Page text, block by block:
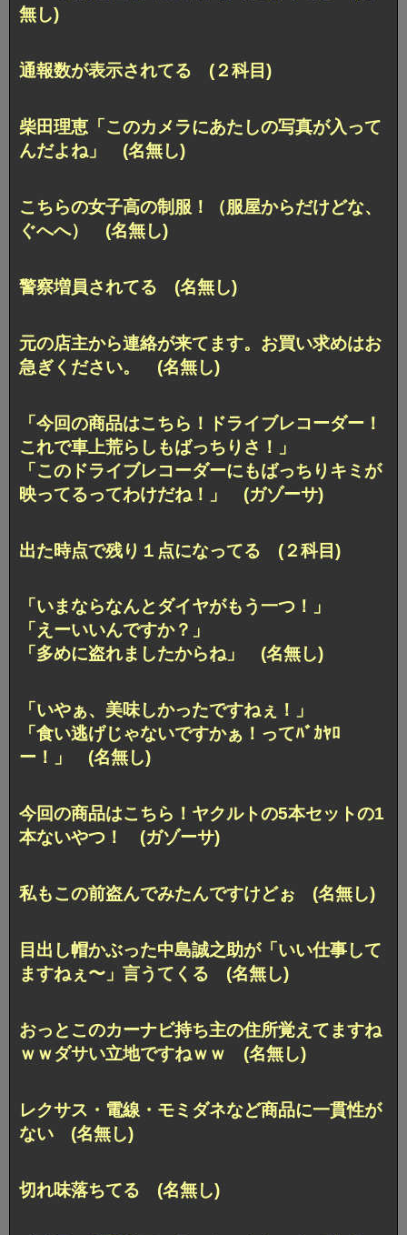
無し)
通報数が表示されてる (２科目)
柴田理恵「このカメラにあたしの写真が入って
んだよね」 (名無し)
こちらの女子高の制服！（服屋からだけどな、
ぐへへ） (名無し)
警察増員されてる (名無し)
元の店主から連絡が来てます。お買い求めはお
急ぎください。 (名無し)
「今回の商品はこちら！ドライブレコーダー！
これで車上荒らしもばっちりさ！」
「このドライブレコーダーにもばっちりキミが
映ってるってわけだね！」 (ガゾーサ)
出た時点で残り１点になってる (２科目)
「いまならなんとダイヤがもう一つ！」
「えーいいんですか？」
「多めに盗れましたからね」 (名無し)
「いやぁ、美味しかったですねぇ！」
「食い逃げじゃないですかぁ！ってﾊﾞｶﾔﾛ
ー！」 (名無し)
今回の商品はこちら！ヤクルトの5本セットの1
本ないやつ！ (ガゾーサ)
私もこの前盗んでみたんですけどぉ (名無し)
目出し帽かぶった中島誠之助が「いい仕事して
ますねぇ〜」言うてくる (名無し)
おっとこのカーナビ持ち主の住所覚えてますね
ｗｗダサい立地ですねｗｗ (名無し)
レクサス・電線・モミダネなど商品に一貫性が
ない (名無し)
切れ味落ちてる (名無し)